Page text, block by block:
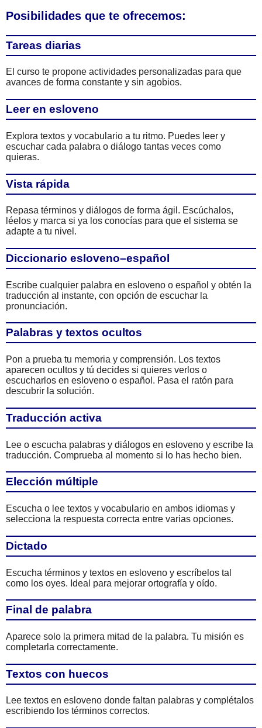
Posibilidades que te ofrecemos:
Tareas diarias
El curso te propone actividades personalizadas para que
avances de forma constante y sin agobios.
Leer en esloveno
Explora textos y vocabulario a tu ritmo. Puedes leer y
escuchar cada palabra o diálogo tantas veces como
quieras.
Vista rápida
Repasa términos y diálogos de forma ágil. Escúchalos,
léelos y marca si ya los conocías para que el sistema se
adapte a tu nivel.
Diccionario esloveno–español
Escribe cualquier palabra en esloveno o español y obtén la
traducción al instante, con opción de escuchar la
pronunciación.
Palabras y textos ocultos
Pon a prueba tu memoria y comprensión. Los textos
aparecen ocultos y tú decides si quieres verlos o
escucharlos en esloveno o español. Pasa el ratón para
descubrir la solución.
Traducción activa
Lee o escucha palabras y diálogos en esloveno y escribe la
traducción. Comprueba al momento si lo has hecho bien.
Elección múltiple
Escucha o lee textos y vocabulario en ambos idiomas y
selecciona la respuesta correcta entre varias opciones.
Dictado
Escucha términos y textos en esloveno y escríbelos tal
como los oyes. Ideal para mejorar ortografía y oído.
Final de palabra
Aparece solo la primera mitad de la palabra. Tu misión es
completarla correctamente.
Textos con huecos
Lee textos en esloveno donde faltan palabras y complétalos
escribiendo los términos correctos.